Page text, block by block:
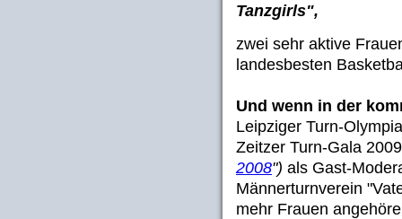
Tanzgirls",
zwei sehr aktive
landesbesten
Und wenn in der
Leipziger Turn-
Zeitzer Turn-Gala
2008") als Gast-
Männerturnverein
mehr Frauen